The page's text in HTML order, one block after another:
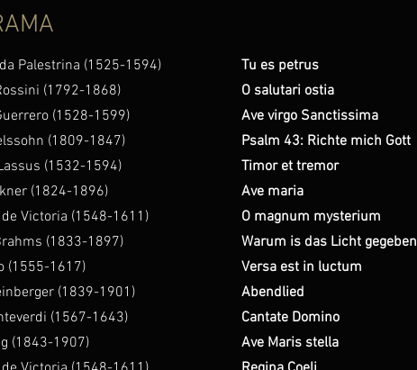
Palestrina (1525-1594)
(1792-1868)
(1528-1599)
(1809-1847)
(1532-1594)
(1824-1896)
Victoria (1548-1611)
(1833-1897)
(1555-1617)
(1839-1901)
(1567-1643)
(1843-1907)
Tu es petrus
O salutari ostia
Ave virgo Sanctissima
Psalm 43: Richte mich Gott
Timor et tremor
Ave maria
O magnum mysterium
Warum is das Licht gegeben
Versa est in luctum
Abendlied
Cantate Domino
Ave Maris stella